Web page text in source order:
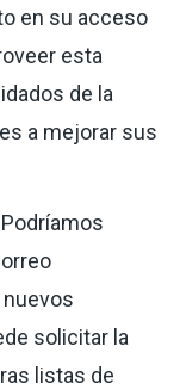
en su acceso
esta
de la
a mejorar sus
solicitar la
listas de